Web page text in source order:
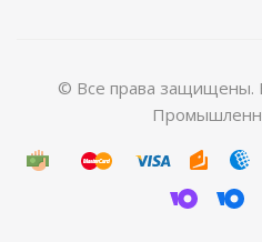
© Все права защищены.